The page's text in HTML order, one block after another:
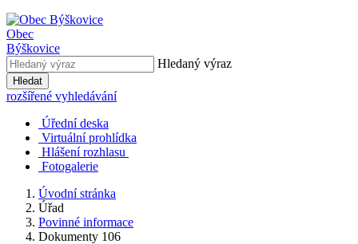
Obec
Býškovice
Hledaný výraz
Hledat
rozšířené vyhledávání
Úřední deska
Virtuální prohlídka
Hlášení rozhlasu
Fotogalerie
Úvodní stránka
Úřad
Povinné informace
Dokumenty 106